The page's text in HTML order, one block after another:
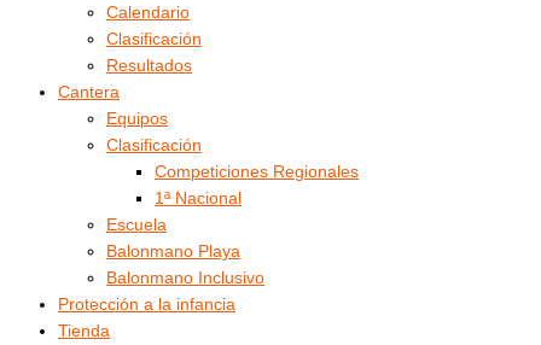
Calendario
Clasificación
Resultados
Cantera
Equipos
Clasificación
Competiciones Regionales
1ª Nacional
Escuela
Balonmano Playa
Balonmano Inclusivo
Protección a la infancia
Tienda